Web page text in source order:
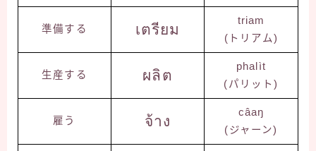
準備する เตรียม
triam
(トリアム)
生産する ผลิต
phalìt
(パリット)
雇う จ้าง
câaŋ
(ジャーン)